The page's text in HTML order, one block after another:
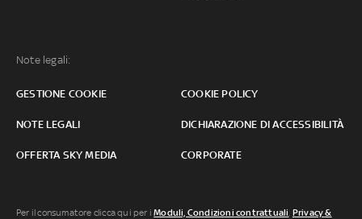
Note legali:
GESTIONE COOKIE COOKIE POLICY
NOTE LEGALI DICHIARAZIONE DI ACCESSIBILITÀ
OFFERTA SKY MEDIA CORPORATE
Per il consumatore clicca qui per iModuli, Condizioni contrattuali, Privacy &